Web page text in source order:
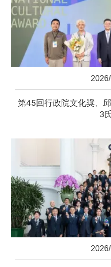
第45回行政院文化奨、
3